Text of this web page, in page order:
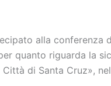
alla conferenza
quanto riguarda la
di Santa Cruz»,